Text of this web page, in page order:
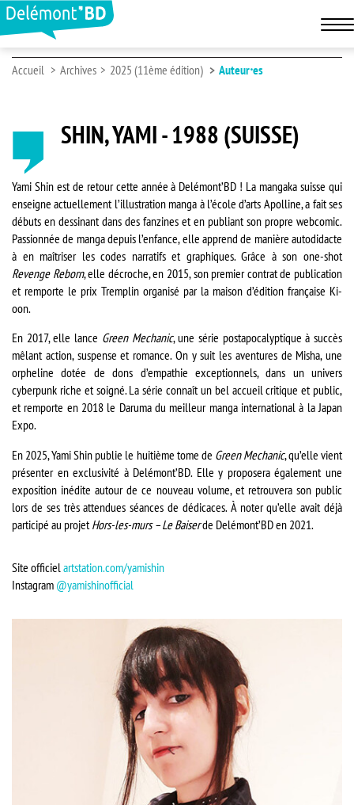
Accueil Archives 2025 (11ème édition) Auteur⸱es
SHIN, YAMI - 1988 (SUISSE)
Yami Shin est de retour cette année à Delémont’BD ! La mangaka suisse qui
enseigne actuellement l’illustration manga à l’école d’arts Apolline, a fait ses
débuts en dessinant dans des fanzines et en publiant son propre webcomic.
Passionnée de manga depuis l’enfance, elle apprend de manière autodidacte
à en maîtriser les codes narratifs et graphiques. Grâce à son one-shot
Revenge Reborn, elle décroche, en 2015, son premier contrat de publication
et remporte le prix Tremplin organisé par la maison d’édition française Ki-
oon.
En 2017, elle lance Green Mechanic, une série postapocalyptique à succès
mêlant action, suspense et romance. On y suit les aventures de Misha, une
orpheline dotée de dons d’empathie exceptionnels, dans un univers
cyberpunk riche et soigné. La série connaît un bel accueil critique et public,
et remporte en 2018 le Daruma du meilleur manga international à la Japan
Expo.
En 2025, Yami Shin publie le huitième tome de Green Mechanic, qu’elle vient
présenter en exclusivité à Delémont’BD. Elle y proposera également une
exposition inédite autour de ce nouveau volume, et retrouvera son public
lors de ses très attendues séances de dédicaces. À noter qu’elle avait déjà
participé au projetHors-les-murs – Le Baiserde Delémont’BD en 2021.
Site officiel artstation.com/yamishin
Instagram @yamishinofficial